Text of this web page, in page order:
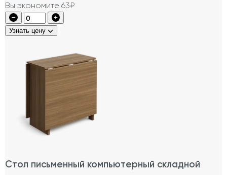
Вы экономите 63₽
Узнать цену
Стол письменный компьютерный складной